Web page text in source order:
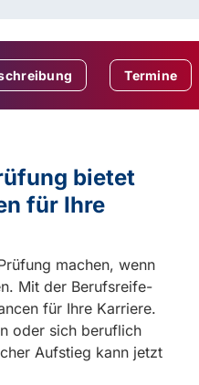
Termine
bietet
für Ihre
machen, wenn
Mit der Berufsreife-
für Ihre Karriere.
oder sich beruflich
Aufstieg kann jetzt